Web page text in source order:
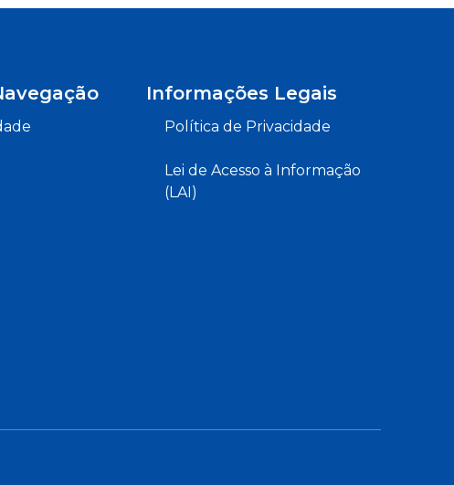
Informações Legais
Política de Privacidade
Lei de Acesso à Informação
(LAI)